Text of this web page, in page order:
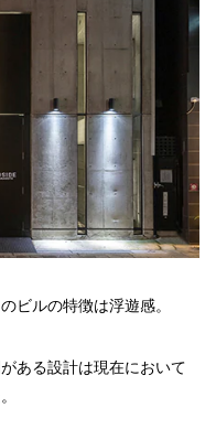
ビルの特徴は浮遊感。
ある設計は現在において